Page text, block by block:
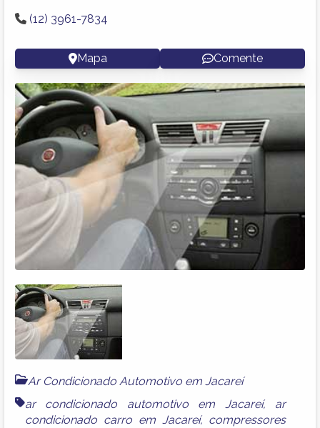
(12) 3961-7834
Mapa Comente
Ar Condicionado Automotivo em Jacareí
ar condicionado automotivo em Jacareí, ar
condicionado carro em Jacareí, compressores